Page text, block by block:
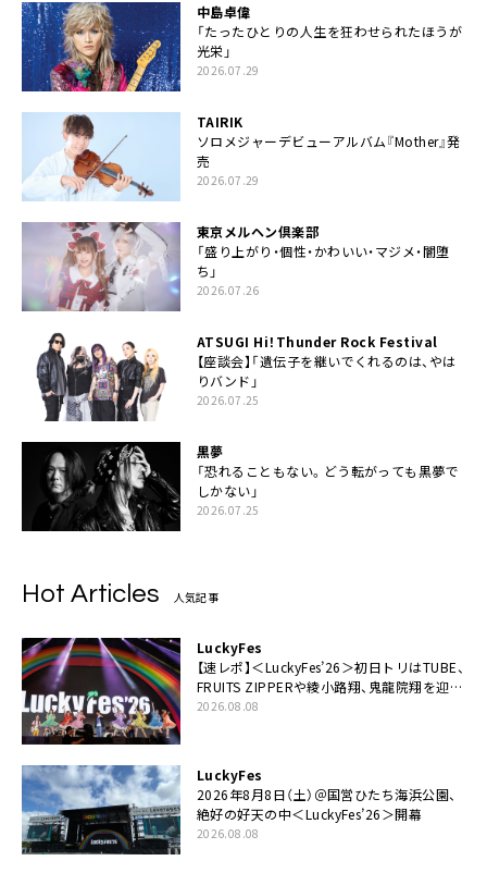
中島卓偉
「たったひとりの人生を狂わせられたほうが
光栄」
2026.07.29
TAIRIK
ソロメジャーデビューアルバム『Mother』発
売
2026.07.29
東京メルヘン倶楽部
「盛り上がり・個性・かわいい・マジメ・闇堕
ち」
2026.07.26
ATSUGI Hi！Thunder Rock Festival
【座談会】「遺伝子を継いでくれるのは、やは
りバンド」
2026.07.25
黒夢
「恐れることもない。どう転がっても黒夢で
しかない」
2026.07.25
Hot Articles 人気記事
LuckyFes
【速レポ】＜LuckyFes’26＞初日トリはTUBE、
FRUITS ZIPPERや綾小路翔、鬼龍院翔を迎え
た豪華コラボも「知ってたらぜひ一緒に歌っ
2026.08.08
LuckyFes
2026年8月8日（土）＠国営ひたち海浜公園、
絶好の好天の中＜LuckyFes’26＞開幕
2026.08.08